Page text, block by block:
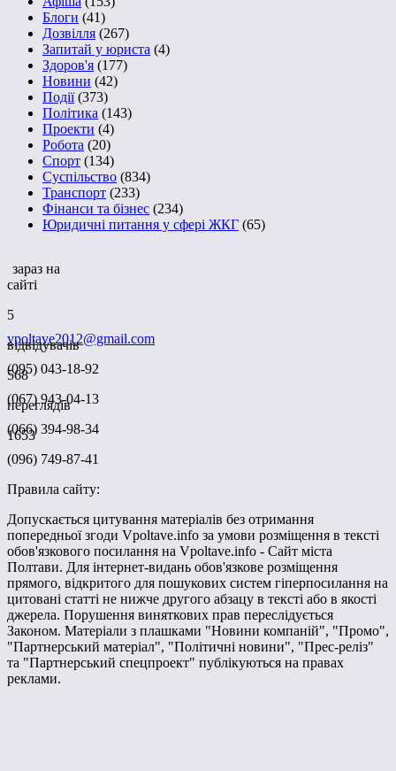
Блоги (41)
Дозвілля (267)
Запитай у юриста (4)
Здоров'я (177)
Новини (42)
Події(373)
Політика (143)
Проекти (4)
Робота (20)
Спорт (134)
Суспільство (834)
Транспорт (233)
Фінанси та бізнес (234)
Юридичні питання у сфері ЖКГ (65)
зараз на
сайті
5
відвідувачів
568
переглядів
1653
vpoltave2012@gmail.com
(095) 043-18-92
(067) 943-04-13
(066) 394-98-34
(096) 749-87-41
Правила сайту:
Допускається цитування матеріалів без отримання
попередньої згоди Vpoltave.info за умови розміщення в тексті
обов'язкового посилання на Vpoltave.info - Сайт міста
Полтави. Для інтернет-видань обов'язкове розміщення
прямого, відкритого для пошукових систем гіперпосилання на
цитовані статті не нижче другого абзацу в тексті або в якості
джерела. Порушення виняткових прав переслідується
Законом. Матеріали з плашками "Новини компаній", "Промо",
"Партнерський матеріал", "Політичні новини", "Прес-реліз"
та "Партнерський спецпроект" публікуються на правах
реклами.